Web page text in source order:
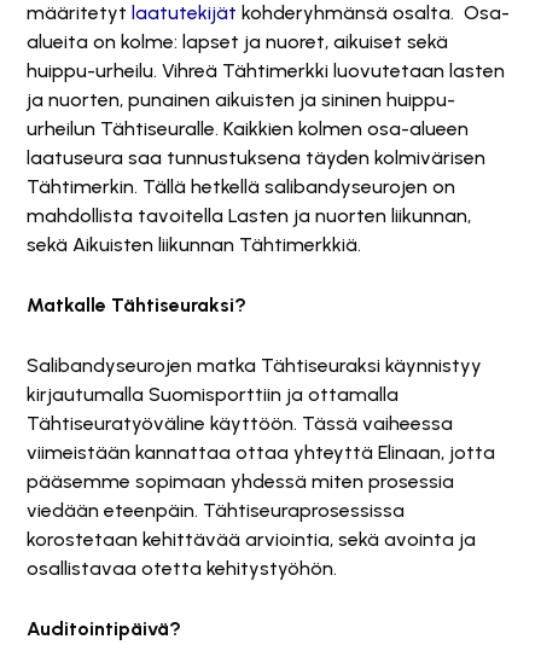
määritetyt laatutekijät kohderyhmänsä osalta. Osa-
alueita on kolme: lapset ja nuoret, aikuiset sekä
huippu-urheilu. Vihreä Tähtimerkki luovutetaan lasten
ja nuorten, punainen aikuisten ja sininen huippu-
urheilun Tähtiseuralle. Kaikkien kolmen osa-alueen
laatuseura saa tunnustuksena täyden kolmivärisen
Tähtimerkin. Tällä hetkellä salibandyseurojen on
mahdollista tavoitella Lasten ja nuorten liikunnan,
sekä Aikuisten liikunnan Tähtimerkkiä.
Matkalle Tähtiseuraksi?
Salibandyseurojen matka Tähtiseuraksi käynnistyy
kirjautumalla Suomisporttiin ja ottamalla
Tähtiseuratyöväline käyttöön. Tässä vaiheessa
viimeistään kannattaa ottaa yhteyttä Elinaan, jotta
pääsemme sopimaan yhdessä miten prosessia
viedään eteenpäin. Tähtiseuraprosessissa
korostetaan kehittävää arviointia, sekä avointa ja
osallistavaa otetta kehitystyöhön.
Auditointipäivä?